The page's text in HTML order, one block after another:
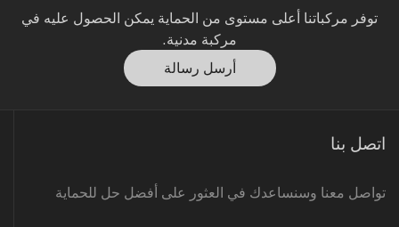
توفر مركباتنا أعلى مستوى من الحماية يمكن الحصول عليه في
مركبة مدنية.
أرسل رسالة
بنا
معنا وسنساعدك في العثور على أفضل حل للحماية